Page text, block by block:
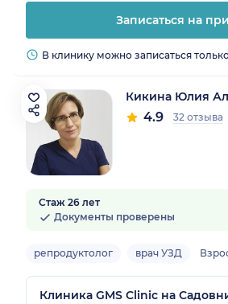
Записаться на
В клинику можно записаться
Кикина Юлия
4.9 32 отзыва
Стаж 26 лет
Документы проверены
репродуктолог врач УЗД
Клиника GMS Clinic на